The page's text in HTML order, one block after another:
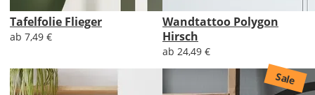
Tafelfolie Flieger
ab 7,49 €
Wandtattoo Polygon
Hirsch
ab 24,49 €
Sale